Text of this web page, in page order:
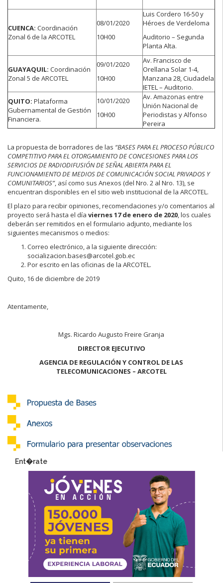
CUENCA: Coordinación
Zonal 6 de la ARCOTEL
08/01/2020
10H00
Luis Cordero 16-50 y
Héroes de Verdeloma
Auditorio – Segunda
Planta Alta.
GUAYAQUIL: Coordinación
Zonal 5 de ARCOTEL
09/01/2020
10H00
Av. Francisco de
Orellana Solar 1-4,
Manzana 28, Ciudadela
IETEL – Auditorio.
QUITO: Plataforma
Gubernamental de Gestión
Financiera.
10/01/2020
10H00
Av. Amazonas entre
Unión Nacional de
Periodistas y Alfonso
Pereira
La propuesta de borradores de las “BASES PARA EL PROCESO PÚBLICO
COMPETITIVO PARA EL OTORGAMIENTO DE CONCESIONES PARA LOS
SERVICIOS DE RADIODIFUSIÓN DE SEÑAL ABIERTA PARA EL
FUNCIONAMIENTO DE MEDIOS DE COMUNICACIÓN SOCIAL PRIVADOS Y
COMUNITARIOS”, así como sus Anexos (del Nro. 2 al Nro. 13), se
encuentran disponibles en el sitio web institucional de la ARCOTEL.
El plazo para recibir opiniones, recomendaciones y/o comentarios al
proyecto será hasta el día viernes 17 de enero de 2020, los cuales
deberán ser remitidos en el formulario adjunto, mediante los
siguientes mecanismos o medios:
Correo electrónico, a la siguiente dirección:
socializacion.bases@arcotel.gob.ec
Por escrito en las oficinas de la ARCOTEL.
Quito, 16 de diciembre de 2019
Atentamente,
Mgs. Ricardo Augusto Freire Granja
DIRECTOR EJECUTIVO
AGENCIA DE REGULACIÓN Y CONTROL DE LAS
TELECOMUNICACIONES – ARCOTEL
Ent�rate